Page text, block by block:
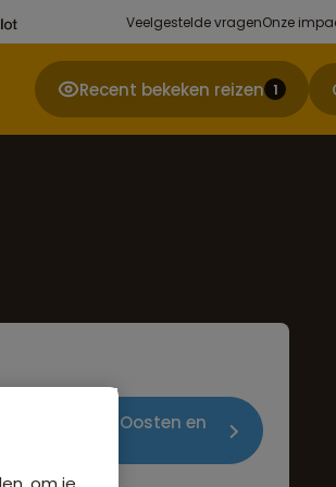
Veelgestelde vragenOnze
Recent bekeken reizen 1
Midden-Oosten en